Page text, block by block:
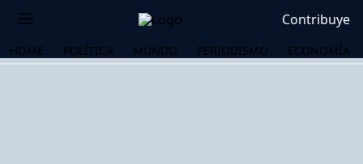
Contribuye
HOME POLÍTICA MUNDO PERIODISMO ECONOMÍA